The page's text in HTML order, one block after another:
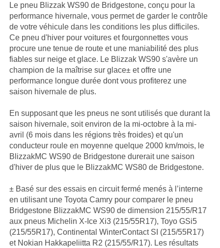
Le pneu Blizzak WS90 de Bridgestone, conçu pour la
performance hivernale, vous permet de garder le contrôle
de votre véhicule dans les conditions les plus difficiles.
Ce pneu d'hiver pour voitures et fourgonnettes vous
procure une tenue de route et une maniabilité des plus
fiables sur neige et glace. Le Blizzak WS90 s'avère un
champion de la maîtrise sur glace± et offre une
performance longue durée dont vous profiterez une
saison hivernale de plus.
En supposant que les pneus ne sont utilisés que durant la
saison hivernale, soit environ de la mi-octobre à la mi-
avril (6 mois dans les régions très froides) et qu'un
conducteur roule en moyenne quelque 2000 km/mois, le
BlizzakMC WS90 de Bridgestone durerait une saison
d'hiver de plus que le BlizzakMC WS80 de Bridgestone.
± Basé sur des essais en circuit fermé menés à l’interne
en utilisant une Toyota Camry pour comparer le pneu
Bridgestone BlizzakMC WS90 de dimension 215/55/R17
aux pneus Michelin X-Ice Xi3 (215/55R17), Toyo GSi5
(215/55R17), Continental WinterContact SI (215/55R17)
et Nokian Hakkapeliitta R2 (215/55/R17). Les résultats